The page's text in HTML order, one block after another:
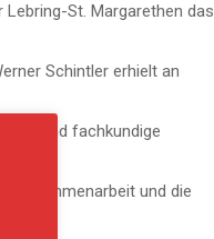
Lebring-St. Margarethen das
Schintler erhielt an
und fachkundige
Zusammenarbeit und die